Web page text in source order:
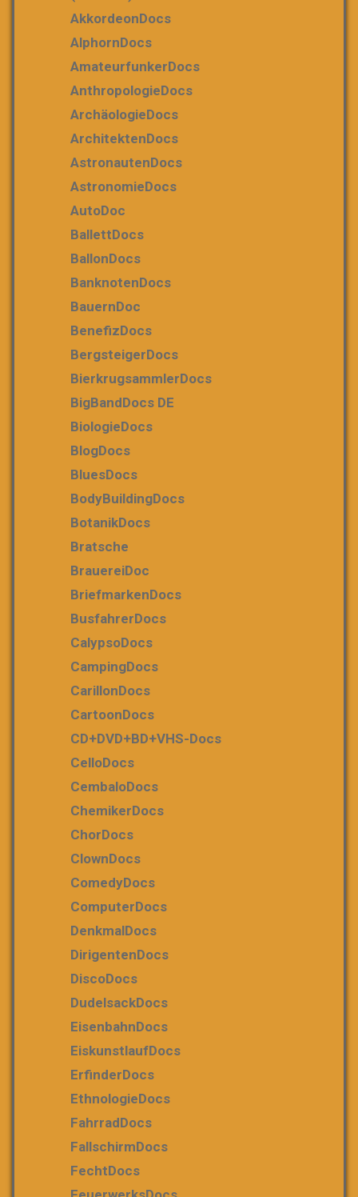
AkkordeonDocs
AlphornDocs
AmateurfunkerDocs
AnthropologieDocs
ArchäologieDocs
ArchitektenDocs
AstronautenDocs
AstronomieDocs
AutoDoc
BallettDocs
BallonDocs
BanknotenDocs
BauernDoc
BenefizDocs
BergsteigerDocs
BierkrugsammlerDocs
BigBandDocs DE
BiologieDocs
BlogDocs
BluesDocs
BodyBuildingDocs
BotanikDocs
Bratsche
BrauereiDoc
BriefmarkenDocs
BusfahrerDocs
CalypsoDocs
CampingDocs
CarillonDocs
CartoonDocs
CD+DVD+BD+VHS-Docs
CelloDocs
CembaloDocs
ChemikerDocs
ChorDocs
ClownDocs
ComedyDocs
ComputerDocs
DenkmalDocs
DirigentenDocs
DiscoDocs
DudelsackDocs
EisenbahnDocs
EiskunstlaufDocs
ErfinderDocs
EthnologieDocs
FahrradDocs
FallschirmDocs
FechtDocs